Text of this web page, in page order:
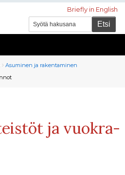
Briefly in English
Asuminen ja rakentaminen
ja vuokra-